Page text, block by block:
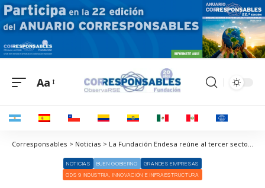
Aa
Corresponsables > Noticias > La Fundación Endesa reúne al tercer sector en su 25 aniversario para analizar un futuro marcado por las alianzas, la innovación, la reputación y la transparencia
NOTICIAS BUEN GOBIERNO
GRANDES EMPRESAS
ODS 9 INDUSTRIA, INNOVACIÓN E INFRAESTRUCTURA